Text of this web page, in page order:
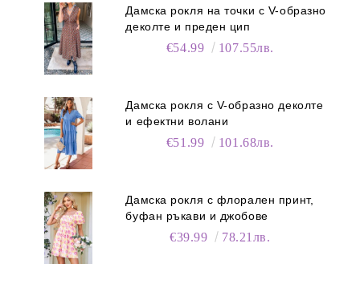
Дамска рокля на точки с V-образно
деколте и преден цип
€54.99 107.55лв.
Дамска рокля с V-образно деколте
и ефектни волани
€51.99 101.68лв.
Дамска рокля с флорален принт,
буфан ръкави и джобове
€39.99 78.21лв.